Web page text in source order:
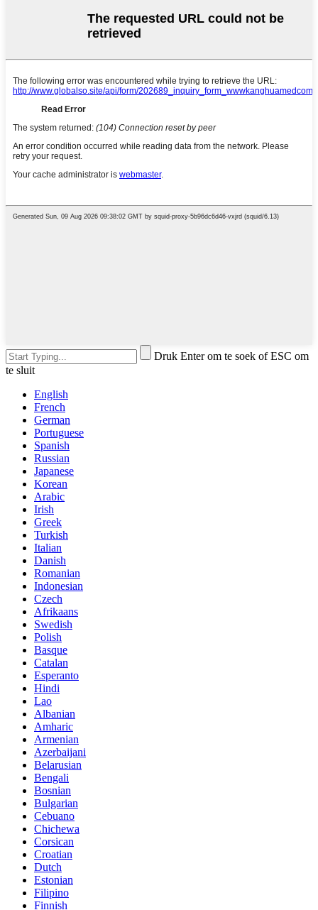
Druk Enter om te soek of ESC om
te sluit
English
French
German
Portuguese
Spanish
Russian
Japanese
Korean
Arabic
Irish
Greek
Turkish
Italian
Danish
Romanian
Indonesian
Czech
Afrikaans
Swedish
Polish
Basque
Catalan
Esperanto
Hindi
Lao
Albanian
Amharic
Armenian
Azerbaijani
Belarusian
Bengali
Bosnian
Bulgarian
Cebuano
Chichewa
Corsican
Croatian
Dutch
Estonian
Filipino
Finnish